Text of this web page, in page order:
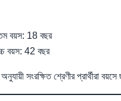
বয়স: 18 বছর
বয়স: 42 বছর
সংরক্ষিত শ্রেণীর প্রার্থীরা